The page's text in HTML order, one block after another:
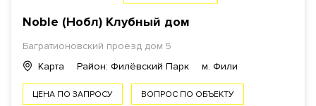
Noble (Нобл) Клубный дом
Багратионовский проезд дом 5
Карта
Район: Филёвский Парк м. Фили
ЦЕНА ПО ЗАПРОСУ ВОПРОС ПО ОБЪЕКТУ